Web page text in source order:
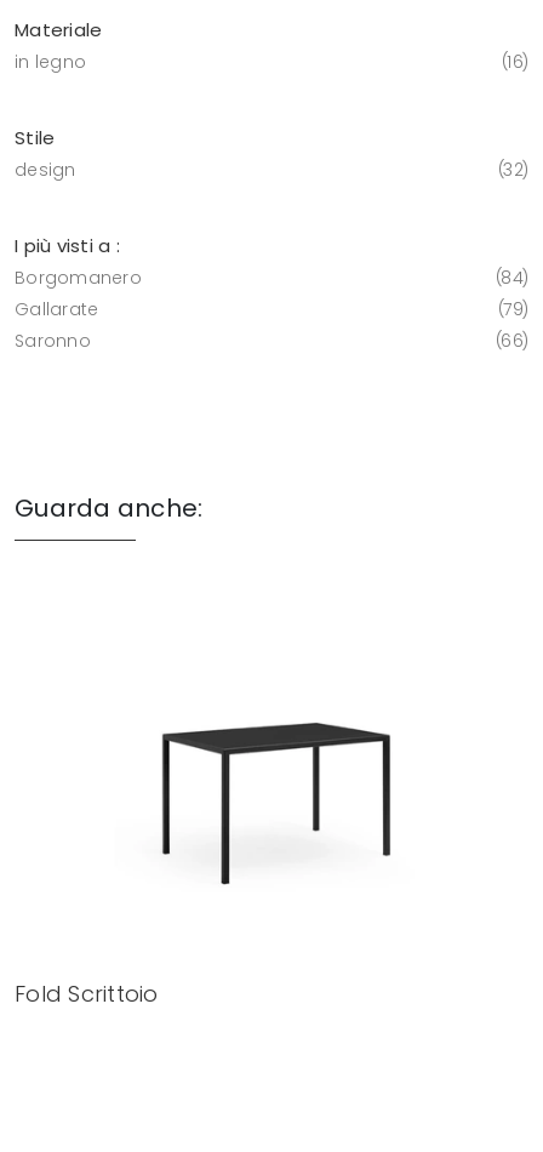
Materiale
in legno 16
Stile
design 32
I più visti a :
Borgomanero
84
Gallarate
79
Saronno
66
Guarda anche:
Fold Scrittoio